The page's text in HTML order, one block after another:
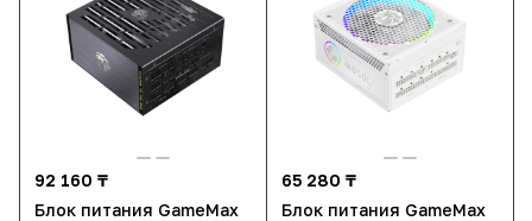
92 160 ₸
Блок питания GameMax
65 280 ₸
Блок питания GameMax